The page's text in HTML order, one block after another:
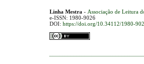
Linha Mestra - Associação de Leitura
e-ISSN: 1980-9026
DOI: https://doi.org/10.34112/1980-